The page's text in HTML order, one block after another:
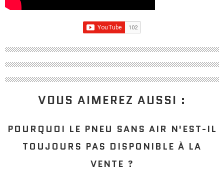
VOUS AIMEREZ AUSSI :
POURQUOI LE PNEU SANS AIR N'EST-IL
TOUJOURS PAS DISPONIBLE À LA
VENTE ?